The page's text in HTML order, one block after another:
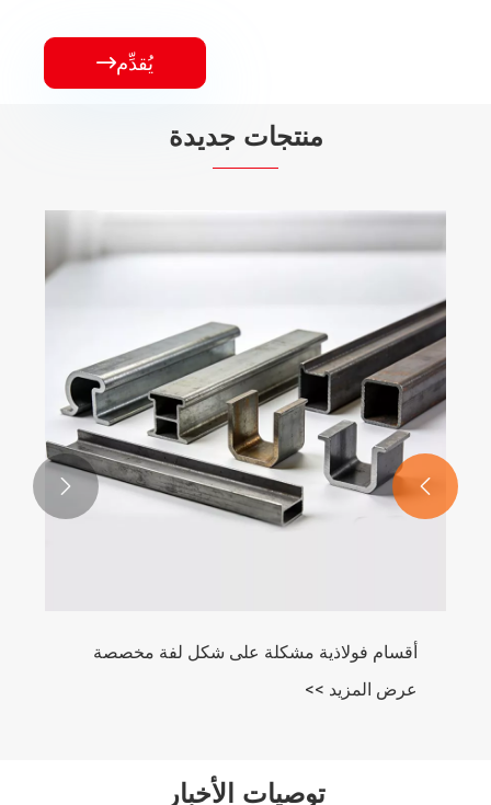
يُقدِّم
منتجات جديدة
أقسام فولاذية مشكلة على شكل لفة مخصصة
عرض المزيد >>


توصيات الأخبار